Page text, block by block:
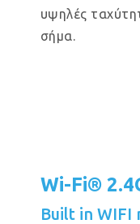
υψηλές
σήμα.
Wi-Fi®
Built in WIFI